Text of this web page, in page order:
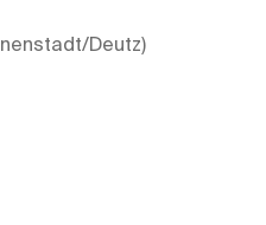
Deutz)